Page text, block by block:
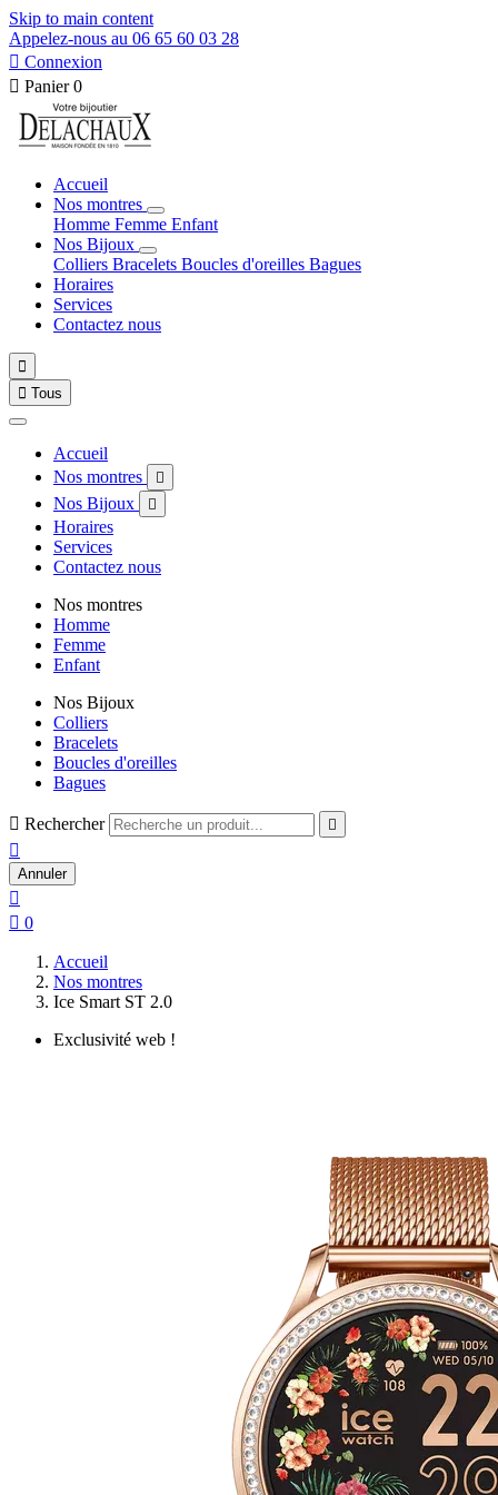
Skip to main content
Appelez-nous au 06 65 60 03 28
 Connexion
 Panier 0
Accueil
Nos montres
Homme Femme Enfant
Nos Bijoux
Colliers Bracelets Boucles d'oreilles Bagues
Horaires
Services
Contactez nous

 Tous
Accueil
Nos montres

Nos Bijoux 
Horaires
Services
Contactez nous
Nos montres
Homme
Femme
Enfant
Nos Bijoux
Colliers
Bracelets
Boucles d'oreilles
Bagues
 Rechercher 

Annuler

 0
Accueil
Nos montres
Ice Smart ST 2.0
Exclusivité web !